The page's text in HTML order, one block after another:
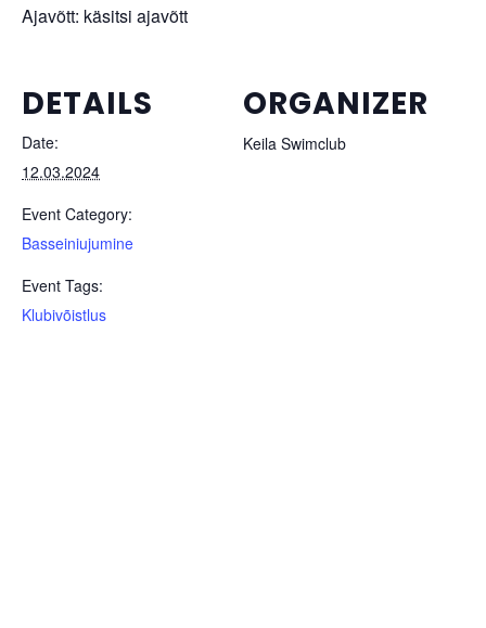
Ajavõtt: käsitsi ajavõtt
DETAILS
Date:
12.03.2024
Event Category:
Basseiniujumine
Event Tags:
Klubivõistlus
ORGANIZER
Keila Swimclub